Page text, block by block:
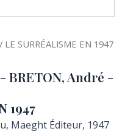
/ LE SURRÉALISME EN 1947
BRETON, André -
1947
Maeght Éditeur, 1947